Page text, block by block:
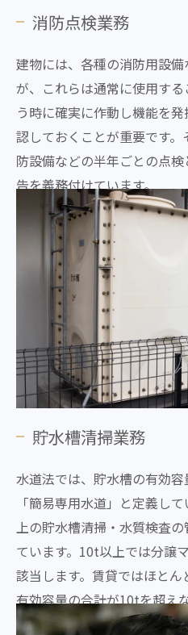
消防点検業務
建物には、各種の消防用設
が、これらは通常に使用す
う時に確実に作動し機能を
認しておくことが重要です
防設備などの半年ごとの点
告を義務付けています。
※建物の用途によって報告
貯水槽清掃業務
水道法では、貯水槽の有効
「簡易専用水道」と定義し
上の貯水槽清掃・水質検査
ています。10t以上では分譲
該当します。賃貸ではほとん
有効容量の合計が10tを超え
道」に準じた貯水槽清掃・水